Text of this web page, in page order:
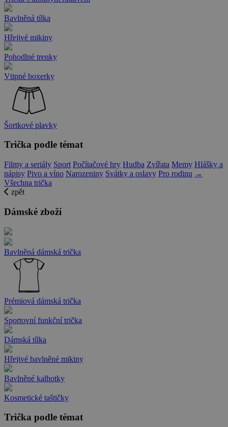
Bavlněná tílka
Hřejivé mikiny
Pohodlné trenky
Vtipné boxerky
Šortkové plavky
Trička podle témat
Filmy a seriály Sport Počítačové hry Hudba Zvířata Memy Hlášky a
nápisy Pivo a víno Narozeniny Svátky a oslavy Pro rodinu →
Všechna trička
zpět
Dámské zboží
Bavlněná dámská trička
Prémiová dámská trička
Sportovní funkční trička
Dámská tílka
Hřejivé bavlněné mikiny
Bavlněné kalhotky
Kosmetické taštičky
Trička podle témat